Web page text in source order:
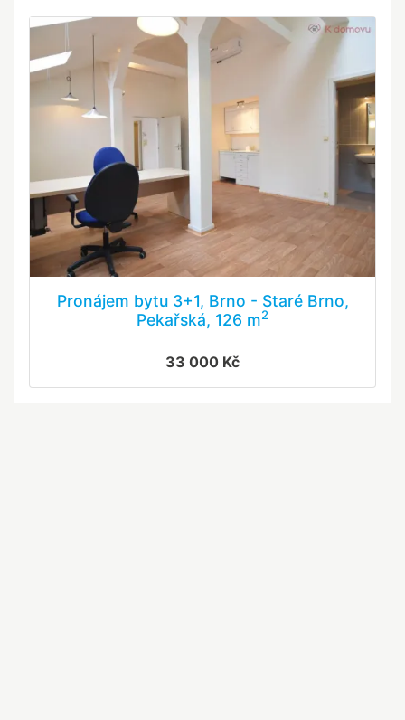
Pronájem bytu 3+1, Brno - Staré Brno,
Pekařská, 126 m2
33 000 Kč